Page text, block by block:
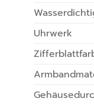
Uhrwerk